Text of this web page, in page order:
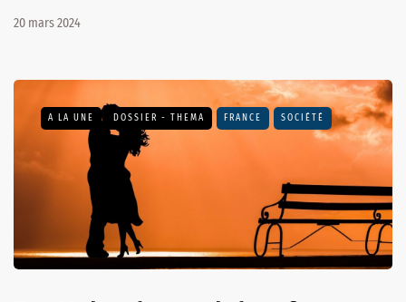
20 mars 2024
A LA UNE DOSSIER - THEMA FRANCE SOCIÉTÉ